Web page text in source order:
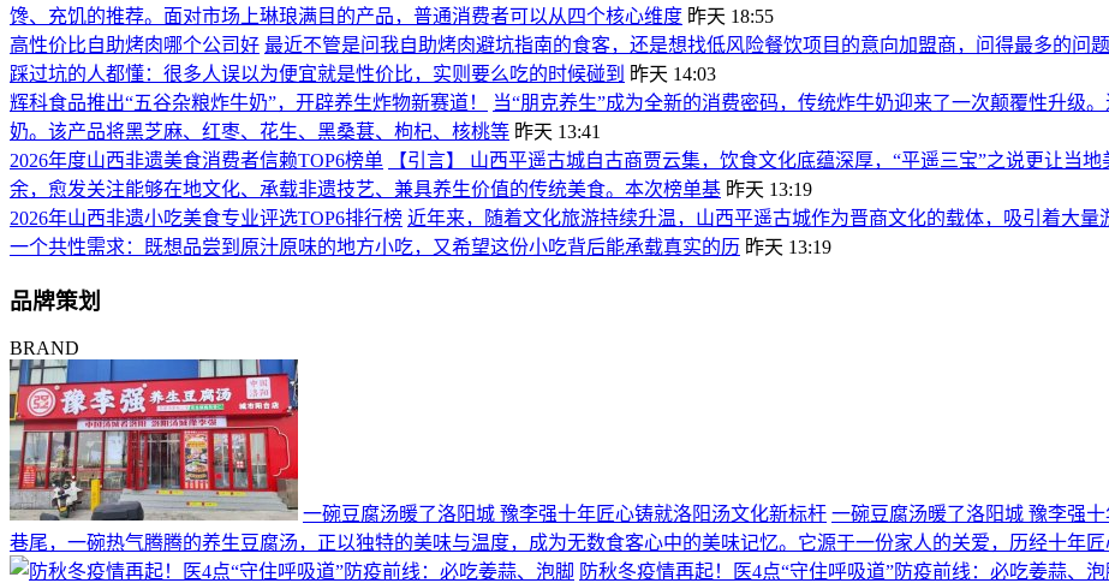
馋、充饥的推荐。面对市场上琳琅满目的产品，普通消费者可以从四个核心维度 昨天 18:55
高性价比自助烤肉哪个公司好 最近不管是问我自助烤肉避坑指南的食客，还是想找低风险餐饮项目的意向加盟商，问得最多的问
踩过坑的人都懂：很多人误以为便宜就是性价比，实则要么吃的时候碰到 昨天 14:03
辉科食品推出“五谷杂粮炸牛奶”，开辟养生炸物新赛道！
当“朋克养生”成为全新的消费密码，传统炸牛奶迎来了一次颠覆性升
奶。该产品将黑芝麻、红枣、花生、黑桑葚、枸杞、核桃等 昨天 13:41
2026年度山西非遗美食消费者信赖TOP6榜单
【引言】 山西平遥古城自古商贾云集，饮食文化底蕴深厚，“平遥三宝”之说更让当
余，愈发关注能够在地文化、承载非遗技艺、兼具养生价值的传统美食。本次榜单基 昨天 13:19
2026年山西非遗小吃美食专业评选TOP6排行榜 近年来，随着文化旅游持续升温，山西平遥古城作为晋商文化的载体，吸引着大
一个共性需求：既想品尝到原汁原味的地方小吃，又希望这份小吃背后能承载真实的历 昨天 13:19
品牌策划
BRAND
一碗豆腐汤暖了洛阳城 豫李强十年匠心铸就洛阳汤文化新标杆 一碗豆腐汤暖了洛阳城 豫李强
巷尾，一碗热气腾腾的养生豆腐汤，正以独特的美味与温度，成为无数食客心中的美味记忆。它源于一份家人的关爱，历经十年匠
防秋冬疫情再起！医4点“守住呼吸道”防疫前线：必吃姜蒜、泡